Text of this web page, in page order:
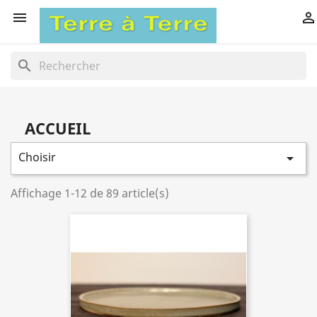
 
search
ACCUEIL
Choisir 
Affichage 1-12 de 89 article(s)